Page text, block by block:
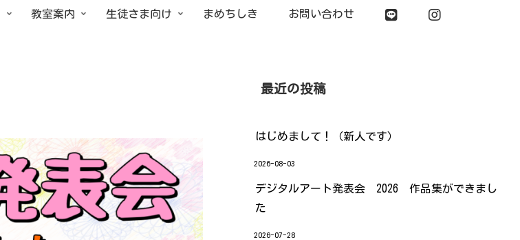
教室案内 生徒さま向け まめちしき お問い合わせ
最近の投稿
はじめまして！（新人です）
2026-08-03
デジタルアート発表会 2026 作品集ができまし
た
2026-07-28